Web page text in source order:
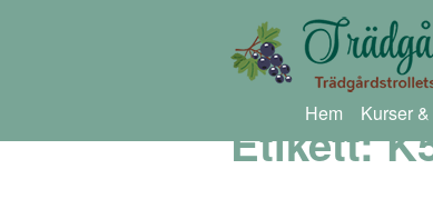
Hem Kurser
Etikett: